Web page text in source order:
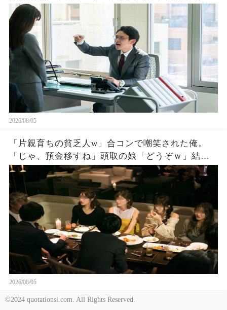
資料を渡すと「あなたがなぜ平社員なの？」→そ
の後、まさかの展開に営業部長の顔が真っ青に…
2026/08/05
「片親育ちの貧乏人w」合コンで嘲笑された俺。
「じゃ、預金移すね」頭取の娘「どうぞｗ」結果
。
2026/08/05
©2024 quotationsi.com. All Rights Reserved.